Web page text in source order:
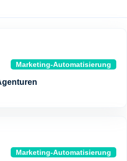
Marketing-Automatisierung
Marketing-Automatisierung